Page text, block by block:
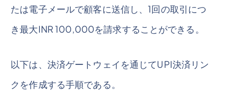
たは電子メールで顧客に送信し、1回の取引につ
き最大INR 100,000を請求することができる。
以下は、決済ゲートウェイを通じてUPI決済リン
クを作成する手順である。